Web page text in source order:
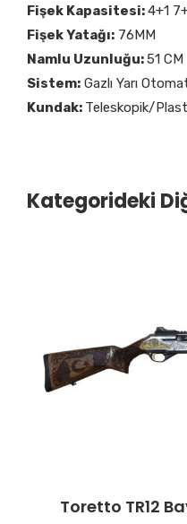
Fişek Kapasitesi:4+1
Fişek Yatağı: 76MM
Namlu Uzunluğu:51 CM
Sistem: Gazlı Yarı
Kundak: Teleskopik/
Kategorideki
Toretto TR12